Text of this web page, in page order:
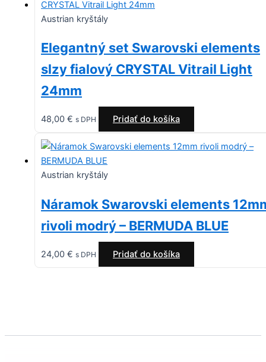
Austrian kryštály
Elegantný set Swarovski elements
slzy fialový CRYSTAL Vitrail Light
24mm
48,00 € s DPH Pridať do košíka
Austrian kryštály
Náramok Swarovski elements
rivoli modrý – BERMUDA BLUE
24,00 € s DPH Pridať do košíka